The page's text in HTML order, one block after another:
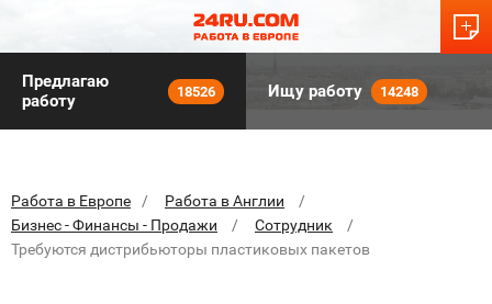
Предлагаю
работу
18526 Ищу работу 14248
Работа в Европе
Работа в Англии
Бизнес - Финансы - Продажи
Сотрудник
Требуются дистрибьюторы пластиковых пакетов